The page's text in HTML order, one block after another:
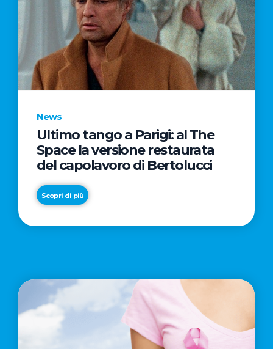
News
Ultimo tango a Parigi: al The
Space la versione restaurata
del capolavoro di Bertolucci
Scopri di più
News
Torna
il
Gogh
–
Tra
News
Il
Azzurro